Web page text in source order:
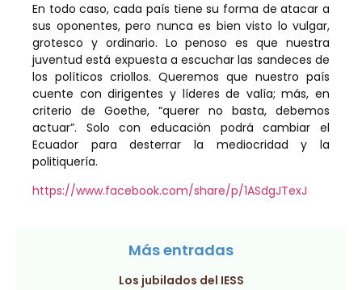
En todo caso, cada país tiene su forma de atacar a
sus oponentes, pero nunca es bien visto lo vulgar,
grotesco y ordinario. Lo penoso es que nuestra
juventud está expuesta a escuchar las sandeces de
los políticos criollos. Queremos que nuestro país
cuente con dirigentes y líderes de valía; más, en
criterio de Goethe, “querer no basta, debemos
actuar”. Solo con educación podrá cambiar el
Ecuador para desterrar la mediocridad y la
politiquería.
https://www.facebook.com/share/p/1ASdgJTexJ
Más entradas
Los jubilados del IESS